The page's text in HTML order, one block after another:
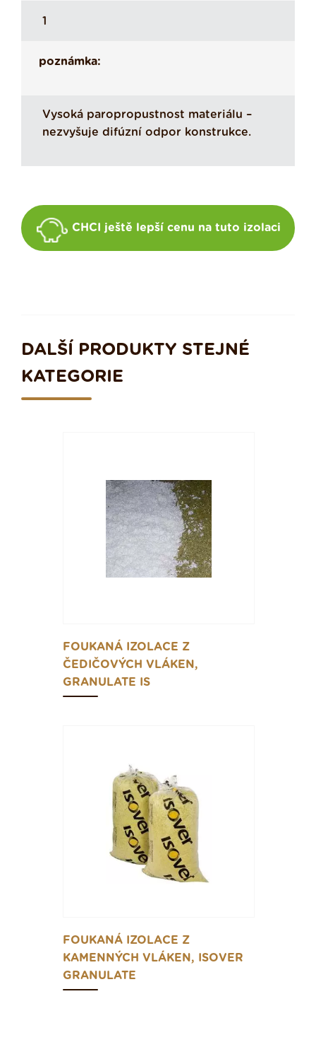
1
poznámka:
Vysoká paropropustnost materiálu –
nezvyšuje difúzní odpor konstrukce.
CHCI ještě lepší cenu na tuto izolaci
DALŠÍ PRODUKTY STEJNÉ
KATEGORIE
FOUKANÁ IZOLACE Z
ČEDIČOVÝCH VLÁKEN,
GRANULATE IS
FOUKANÁ IZOLACE Z
KAMENNÝCH VLÁKEN, ISOVER
GRANULATE